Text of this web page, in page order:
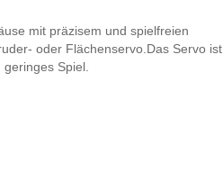
mit präzisem und spielfreien
oder Flächenservo.Das Servo ist
Spiel.